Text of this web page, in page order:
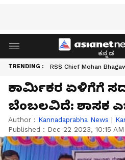
ಕನ್ನಡ
TRENDING : RSS Chief Mohan
ಕಾರ್ಮಿಕರ ಏಳಿಗೆಗೆ
ಬೆಂಬಲವಿದೆ: ಶಾಸಕ
Author : Kannadaprabha News |
Published : Dec 22 2023, 10:15